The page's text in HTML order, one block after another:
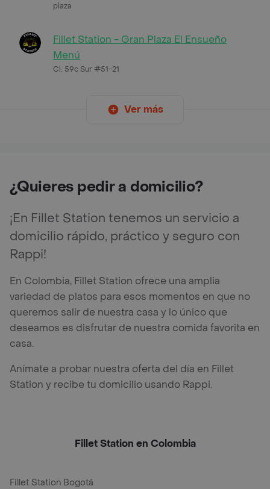
plaza
Fillet Station - Gran Plaza El Ensueño
Menú
Cl. 59c Sur #51-21
Ver más
¿Quieres pedir a domicilio?
¡En Fillet Station tenemos un servicio a
domicilio rápido, práctico y seguro con
Rappi!
En Colombia, Fillet Station ofrece una amplia
variedad de platos para esos momentos en que no
queremos salir de nuestra casa y lo único que
deseamos es disfrutar de nuestra comida favorita en
casa.
Anímate a probar nuestra oferta del día en Fillet
Station y recibe tu domicilio usando Rappi.
Fillet Station en Colombia
Fillet Station Bogotá